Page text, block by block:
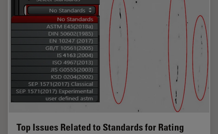
Top Issues Related to Standards for Rating